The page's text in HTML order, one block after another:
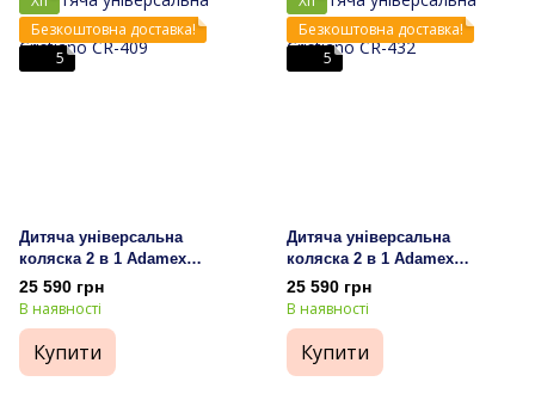
Безкоштовна доставка!
5
Дитяча універсальна
коляска 2 в 1 Adamex
Cristiano CR-409
25 590 грн
В наявності
Купити
Безкоштовна доставка!
5
Дитяча універсальна
коляска 2 в 1 Adamex
Cristiano CR-432
25 590 грн
В наявності
Купити